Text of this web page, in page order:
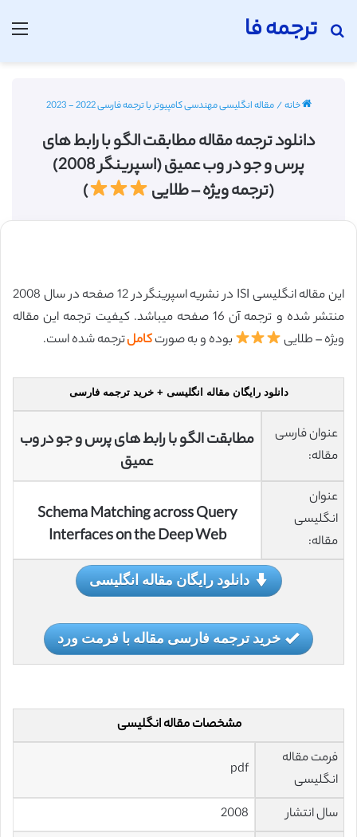
ترجمه فا
جستجو برای
خانه/مقاله انگلیسی مهندسی کامپیوتر با ترجمه فارسی 2022 - 2023
دانلود ترجمه مقاله مطابقت الگو با رابط های
پرس و جو در وب عمیق (اسپرینگر 2008)
(ترجمه ویژه – طلایی
)
این مقاله انگلیسی ISI در نشریه اسپرینگر در 12 صفحه در سال 2008
منتشر شده و ترجمه آن 16 صفحه میباشد. کیفیت ترجمه این مقاله
ویژه – طلایی
بوده و به صورتکاملترجمه شده است.
دانلود رایگان مقاله انگلیسی + خرید ترجمه فارسی
عنوان فارسی
مقاله:
مطابقت الگو با رابط های پرس و جو در وب
عمیق
عنوان
انگلیسی
مقاله:
Schema Matching across Query
Interfaces on the Deep Web
دانلود رایگان مقاله انگلیسی
خرید ترجمه فارسی مقاله با فرمت ورد
مشخصات مقاله انگلیسی
فرمت مقاله
انگلیسی
pdf
سال انتشار
2008